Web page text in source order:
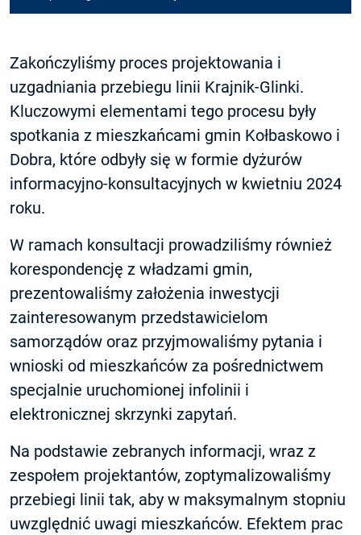
Zakończyliśmy proces projektowania i
uzgadniania przebiegu linii Krajnik-Glinki.
Kluczowymi elementami tego procesu były
spotkania z mieszkańcami gmin Kołbaskowo i
Dobra, które odbyły się w formie dyżurów
informacyjno-konsultacyjnych w kwietniu 2024
roku.
W ramach konsultacji prowadziliśmy również
korespondencję z władzami gmin,
prezentowaliśmy założenia inwestycji
zainteresowanym przedstawicielom
samorządów oraz przyjmowaliśmy pytania i
wnioski od mieszkańców za pośrednictwem
specjalnie uruchomionej infolinii i
elektronicznej skrzynki zapytań.
Na podstawie zebranych informacji, wraz z
zespołem projektantów, zoptymalizowaliśmy
przebiegi linii tak, aby w maksymalnym stopniu
uwzględnić uwagi mieszkańców. Efektem prac